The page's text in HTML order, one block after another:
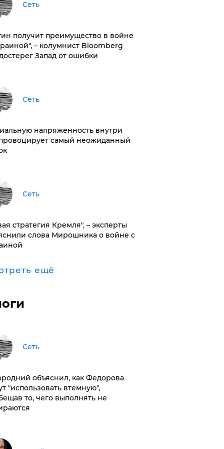
Сеть
получит преимущество в войне
– колумнист Bloomberg
Запад от ошибки
Сеть
напряженность внутри
самый неожиданный
Сеть
стратегия Кремля", – эксперты
слова Мирошника о войне с
ещё
Сеть
объяснил, как Федорова
"использовать втемную",
то, чего выполнять не